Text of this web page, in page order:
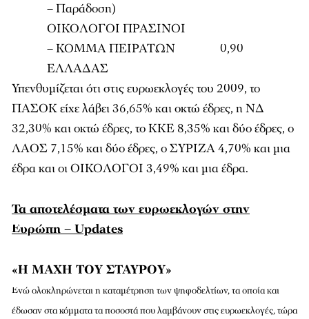
– Παράδοση)
ΟΙΚΟΛΟΓΟΙ ΠΡΑΣΙΝΟΙ
– ΚΟΜΜΑ ΠΕΙΡΑΤΩΝ
ΕΛΛΑΔΑΣ
0,90
Υπενθυμίζεται ότι στις ευρωεκλογές του 2009, το
ΠΑΣΟΚ είχε λάβει 36,65% και οκτώ έδρες, η ΝΔ
32,30% και οκτώ έδρες, το ΚΚΕ 8,35% και δύο έδρες, ο
ΛΑΟΣ 7,15% και δύο έδρες, ο ΣΥΡΙΖΑ 4,70% και μια
έδρα και οι ΟΙΚΟΛΟΓΟΙ 3,49% και μια έδρα.
Τα αποτελέσματα των ευρωεκλογών στην
Ευρώπη – Updates
«Η ΜΑΧΗ ΤΟΥ ΣΤΑΥΡΟΥ»
Ενώ ολοκληρώνεται η καταμέτρηση των ψηφοδελτίων, τα οποία και
έδωσαν στα κόμματα τα ποσοστά που λαμβάνουν στις ευρωεκλογές, τώρα